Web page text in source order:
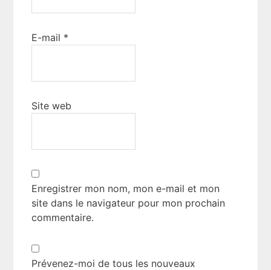
E-mail *
Site web
Enregistrer mon nom, mon e-mail et mon
site dans le navigateur pour mon prochain
commentaire.
Prévenez-moi de tous les nouveaux